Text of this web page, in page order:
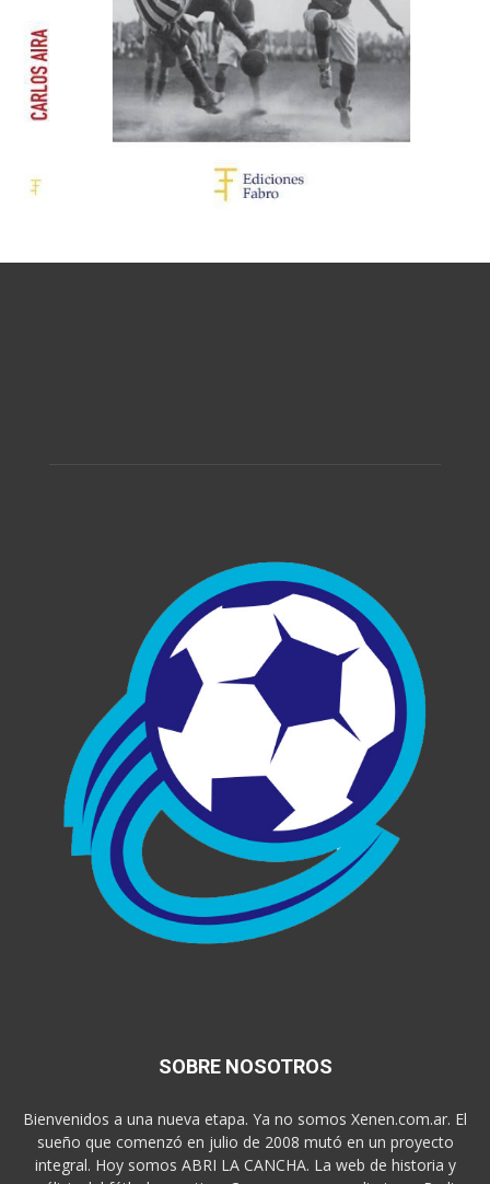
SOBRE NOSOTROS
Bienvenidos a una nueva etapa. Ya no somos Xenen.com.ar. El
sueño que comenzó en julio de 2008 mutó en un proyecto
integral. Hoy somos ABRI LA CANCHA. La web de historia y